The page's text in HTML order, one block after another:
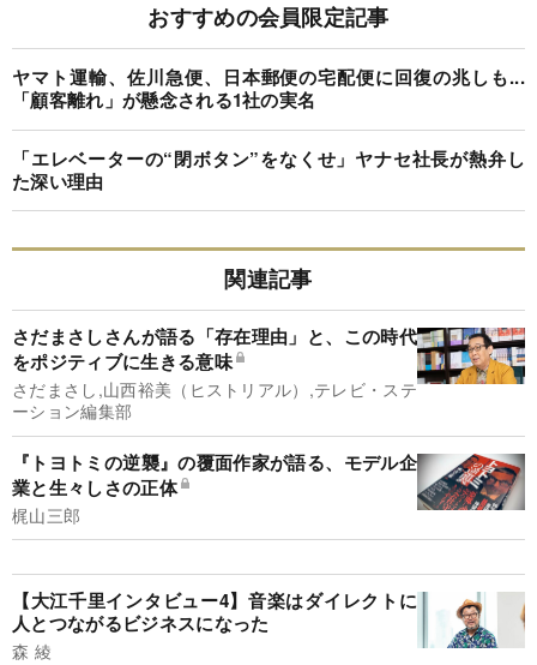
おすすめの会員限定記事
ヤマト運輸、佐川急便、日本郵便の宅配便に回復の兆しも...
「顧客離れ」が懸念される1社の実名
「エレベーターの“閉ボタン”をなくせ」ヤナセ社長が熱弁し
た深い理由
関連記事
さだまさしさんが語る「存在理由」と、この時代
をポジティブに生きる意味
さだまさし,山西裕美（ヒストリアル）,テレビ・ステ
ーション編集部
『トヨトミの逆襲』の覆面作家が語る、モデル企
業と生々しさの正体
梶山三郎
【大江千里インタビュー4】音楽はダイレクトに
人とつながるビジネスになった
森 綾